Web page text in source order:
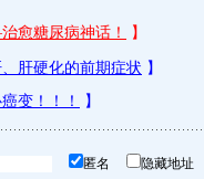
匿名 隐藏地址